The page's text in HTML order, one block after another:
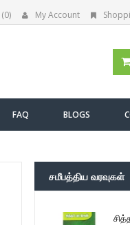
My Account
FAQ BLOGS
சமீபத்திய வரவுகள்